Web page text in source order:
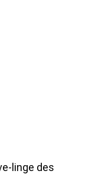
linge des